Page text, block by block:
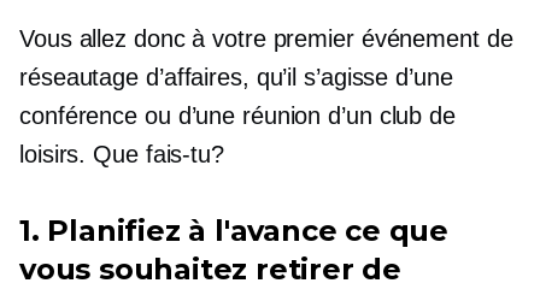
Vous allez donc à votre premier événement de
réseautage d’affaires, qu’il s’agisse d’une
conférence ou d’une réunion d’un club de
loisirs. Que fais-tu?
1. Planifiez à l'avance ce que
vous souhaitez retirer de